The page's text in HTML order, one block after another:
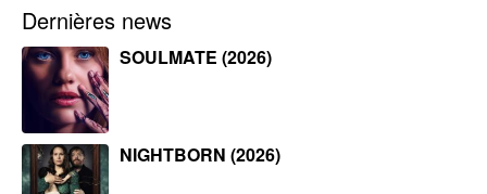
Dernières news
SOULMATE (2026)
NIGHTBORN (2026)